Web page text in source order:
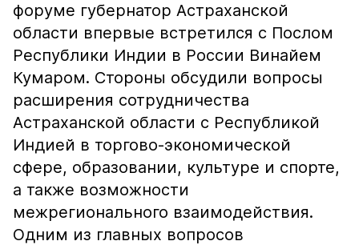
форуме губернатор Астраханской
области впервые встретился с Послом
Республики Индии в России Винайем
Кумаром. Стороны обсудили вопросы
расширения сотрудничества
Астраханской области с Республикой
Индией в торгово-экономической
сфере, образовании, культуре и спорте,
а также возможности
межрегионального взаимодействия.
Одним из главных вопросов